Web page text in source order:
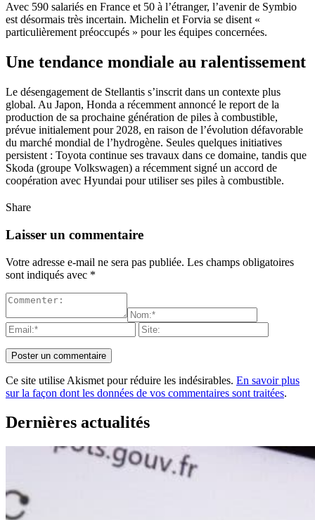
Avec 590 salariés en France et 50 à l’étranger, l’avenir de Symbio
est désormais très incertain. Michelin et Forvia se disent «
particulièrement préoccupés » pour les équipes concernées.
Une tendance mondiale au ralentissement
Le désengagement de Stellantis s’inscrit dans un contexte plus
global. Au Japon, Honda a récemment annoncé le report de la
production de sa prochaine génération de piles à combustible,
prévue initialement pour 2028, en raison de l’évolution défavorable
du marché mondial de l’hydrogène. Seules quelques initiatives
persistent : Toyota continue ses travaux dans ce domaine, tandis que
Skoda (groupe Volkswagen) a récemment signé un accord de
coopération avec Hyundai pour utiliser ses piles à combustible.
Share
Laisser un commentaire
Votre adresse e-mail ne sera pas publiée. Les champs obligatoires
sont indiqués avec *
Ce site utilise Akismet pour réduire les indésirables. En savoir plus
sur la façon dont les données de vos commentaires sont traitées.
Dernières actualités